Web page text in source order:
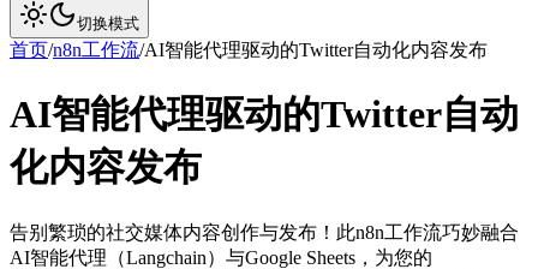
切换模式
首页/n8n工作流/AI智能代理驱动的Twitter自动化内容发布
AI智能代理驱动的Twitter自动
化内容发布
告别繁琐的社交媒体内容创作与发布！此n8n工作流巧妙融合
AI智能代理（Langchain）与Google Sheets，为您的